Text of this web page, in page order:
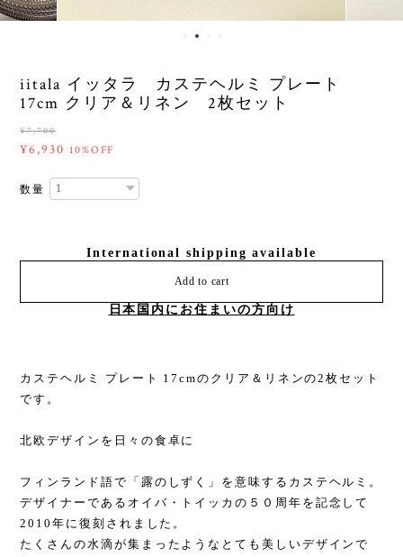
iitala イッタラ カステヘルミ プレート
17cm クリア＆リネン 2枚セット
¥7,700
¥6,930 10%OFF
数量
International shipping available
Add to cart
日本国内にお住まいの方向け
カステヘルミ プレート 17cmのクリア＆リネンの2枚セット
です。
北欧デザインを日々の食卓に
フィンランド語で「露のしずく」を意味するカステヘルミ。
デザイナーであるオイバ・トイッカの５０周年を記念して
2010年に復刻されました。
たくさんの水滴が集まったようなとても美しいデザインで